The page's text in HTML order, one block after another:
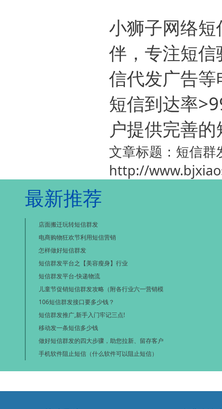
小狮子网络
伴，专注短
信代发广告
短信到达率
户提供完善
文章标题：短信群
http://
最新推荐
店面搬迁玩转短信群发
电商购物狂欢节利用短信营销
怎样做好短信群发
短信群发平台之【美容瘦身】行业
短信群发平台-快递物流
儿童节促销短信群发攻略（附各行业六一营销模
106短信群发接口要多少钱？
短信群发推广,新手入门牢记三点!
移动发一条短信多少钱
做好短信群发的四大步骤，助您拉新、留存客户
手机软件阻止短信（什么软件可以阻止短信）